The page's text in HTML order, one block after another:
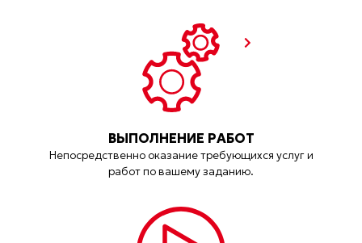
ВЫПОЛНЕНИЕ РАБОТ
Непосредственно оказание требующихся услуг и
работ по вашему заданию.